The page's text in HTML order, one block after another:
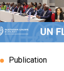
Publication